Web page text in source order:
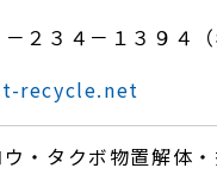
２３４－１３９４（
recycle.net
ウ・タクボ物置解体